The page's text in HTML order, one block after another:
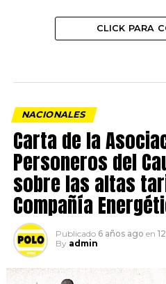
CLICK PARA
NACIONALES
Carta de la
Personeros del
sobre las altas
Compañía
Publicado 6 años ago en
By admin